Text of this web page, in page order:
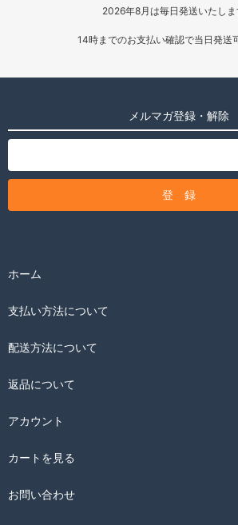
2026年8月は毎日発送いたしま
14時までのお支払い確認で当日発送
メルマガ登録・解除
ホーム
支払い方法について
配送方法について
返品について
アカウント
カートを見る
お問い合わせ